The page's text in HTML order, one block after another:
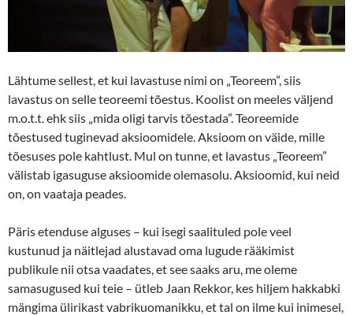
Lähtume sellest, et kui lavastuse nimi on „Teoreem”, siis
lavastus on selle teoreemi tõestus. Koolist on meeles väljend
m.o.t.t. ehk siis „mida oligi tarvis tõestada”. Teoreemide
tõestused tuginevad aksioomidele. Aksioom on väide, mille
tõesuses pole kahtlust. Mul on tunne, et lavastus „Teoreem”
välistab igasuguse aksioomide olemasolu. Aksioomid, kui neid
on, on vaataja peades.
Päris etenduse alguses – kui isegi saalituled pole veel
kustunud ja näitlejad alustavad oma lugude rääkimist
publikule nii otsa vaadates, et see saaks aru, me oleme
samasugused kui teie – ütleb Jaan Rekkor, kes hiljem hakkabki
mängima ülirikast vabrikuomanikku, et tal on ilme kui inimesel,